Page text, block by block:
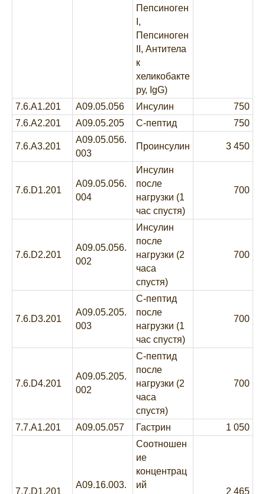
Пепсиноген
I,
Пепсиноген
II, Антитела
к
хеликобакте
ру, IgG)
7.6.A1.201 A09.05.056 Инсулин
750
7.6.A2.201
A09.05.205 C-пептид 750
7.6.A3.201
A09.05.056.
003
Проинсулин 3 450
7.6.D1.201
A09.05.056.
004
Инсулин
после
нагрузки (1
час спустя)
700
7.6.D2.201
A09.05.056.
002
Инсулин
после
нагрузки (2
часа
спустя)
700
7.6.D3.201
A09.05.205.
003
C-пептид
после
нагрузки (1
час спустя)
700
7.6.D4.201
A09.05.205.
002
C-пептид
после
нагрузки (2
часа
спустя)
700
7.7.A1.201 A09.05.057 Гастрин 1 050
7.7.D1.201
A09.16.003.
Соотношен
ие
концентрац
ий
2 465